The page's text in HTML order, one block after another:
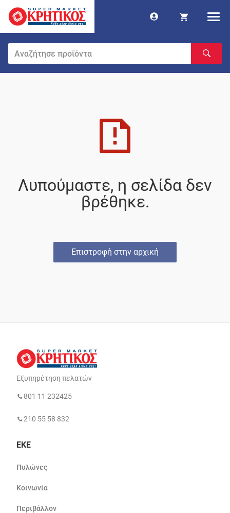
Λυπούμαστε, η σελίδα δεν
βρέθηκε.
Επιστροφή στην αρχική
Εξυπηρέτηση πελατών
801 11 232425
210 55 58 832
ΕΚΕ
Πυλώνες
Κοινωνία
Περιβάλλον